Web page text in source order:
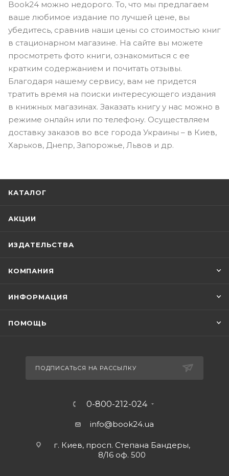
Book24 можно недорого. То, что мы предлагаем
ваше любимое издание по лучшей цене, вы
убедитесь, сравнив наши цены со стоимостью книг
в стационарном магазине. На сайте вы можете
просмотреть фото книги, ознакомиться с ее
кратким содержанием и почитать отзывы.
Благодаря нашему сервису, вам не придется
тратить время на поиски интересующего издания
в книжных магазинах. Заказать книгу у нас можно в
режиме онлайн или по телефону. Осуществляем
доставку заказов во все города Украины – в Киев,
Харьков, Днепр, Запорожье, Львов и др.
КАТАЛОГ
АКЦИИ
ИЗДАТЕЛЬСТВА
КОМПАНИЯ
ИНФОРМАЦИЯ
ПОМОЩЬ
ПОДПИСАТЬСЯ НА РАССЫЛКУ
0-800-212-024
info@book24.ua
г. Киев, просп. Степана Бандеры,
8/16 оф. 500